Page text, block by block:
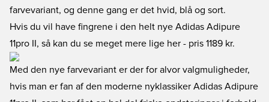
farvevariant, og denne gang er det hvid, blå og sort.
Hvis du vil have fingrene i den helt nye Adidas Adipure
11pro II, så kan du se meget mere lige her - pris 1189 kr.
Med den nye farvevariant er der for alvor valgmuligheder,
hvis man er fan af den moderne nyklassiker Adidas Adipure